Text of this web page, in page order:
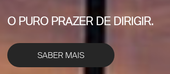
O PURO PRAZER DE DIRIGIR.
SABER MAIS